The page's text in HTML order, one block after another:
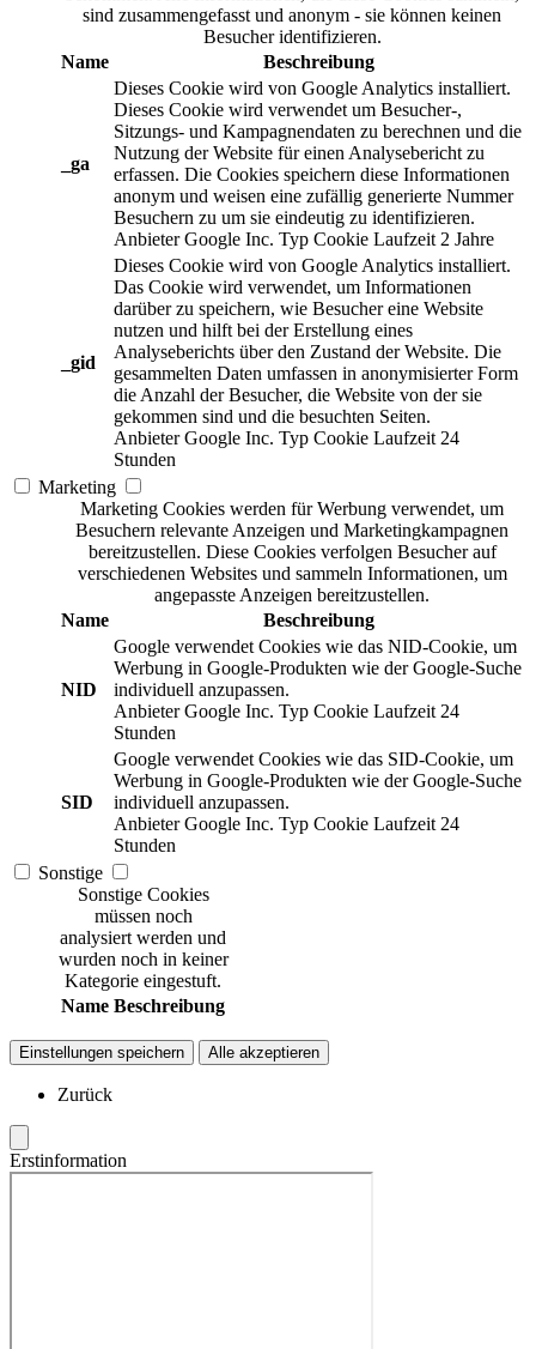
sind zusammengefasst und anonym - sie können keinen
Besucher identifizieren.
Name
Beschreibung
_ga
Dieses Cookie wird von Google Analytics installiert.
Dieses Cookie wird verwendet um Besucher-,
Sitzungs- und Kampagnendaten zu berechnen und die
Nutzung der Website für einen Analysebericht zu
erfassen. Die Cookies speichern diese Informationen
anonym und weisen eine zufällig generierte Nummer
Besuchern zu um sie eindeutig zu identifizieren.
Anbieter Google Inc. Typ Cookie Laufzeit 2 Jahre
_gid
Dieses Cookie wird von Google Analytics installiert.
Das Cookie wird verwendet, um Informationen
darüber zu speichern, wie Besucher eine Website
nutzen und hilft bei der Erstellung eines
Analyseberichts über den Zustand der Website. Die
gesammelten Daten umfassen in anonymisierter Form
die Anzahl der Besucher, die Website von der sie
gekommen sind und die besuchten Seiten.
Anbieter Google Inc. Typ Cookie Laufzeit 24
Stunden
Marketing
Marketing Cookies werden für Werbung verwendet, um
Besuchern relevante Anzeigen und Marketingkampagnen
bereitzustellen. Diese Cookies verfolgen Besucher auf
verschiedenen Websites und sammeln Informationen, um
angepasste Anzeigen bereitzustellen.
Name
Beschreibung
NID
Google verwendet Cookies wie das NID-Cookie, um
Werbung in Google-Produkten wie der Google-Suche
individuell anzupassen.
Anbieter Google Inc. Typ Cookie Laufzeit 24
Stunden
SID
Google verwendet Cookies wie das SID-Cookie, um
Werbung in Google-Produkten wie der Google-Suche
individuell anzupassen.
Anbieter Google Inc. Typ Cookie Laufzeit 24
Stunden
Sonstige
Sonstige Cookies
müssen noch
analysiert werden und
wurden noch in keiner
Kategorie eingestuft.
Name Beschreibung
Einstellungen speichern Alle akzeptieren
Zurück
Erstinformation